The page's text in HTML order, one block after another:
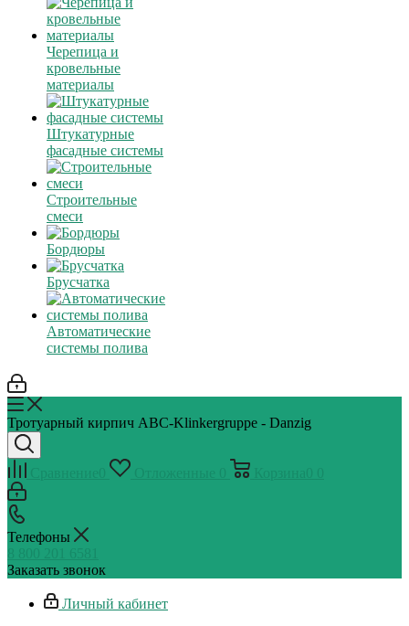
Черепица и
кровельные
материалы
Штукатурные
фасадные системы
Строительные
смеси
Бордюры
Брусчатка
Автоматические
системы полива
Тротуарный кирпич ABC-Klinkergruppe - Danzig
Телефоны
Заказать звонок
Личный кабинет